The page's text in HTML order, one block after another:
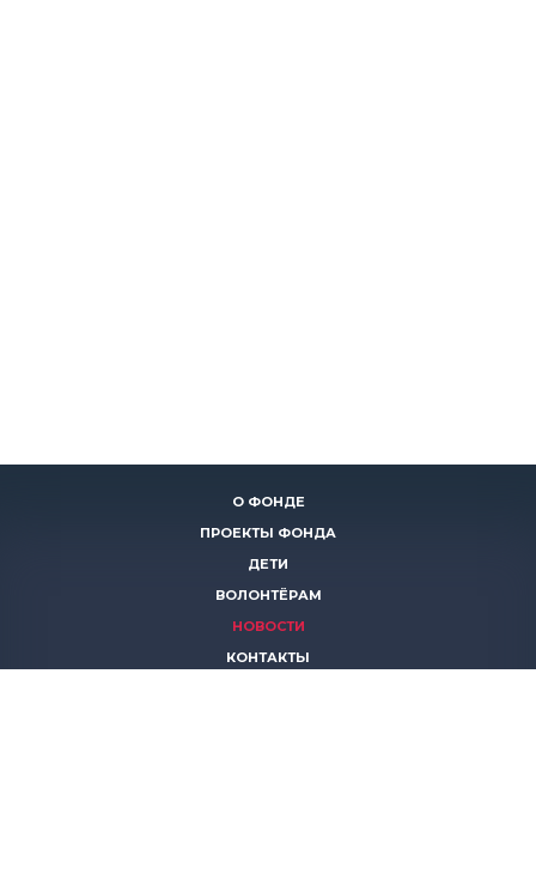
О ФОНДЕ
ПРОЕКТЫ ФОНДА
ДЕТИ
ВОЛОНТЁРАМ
НОВОСТИ
КОНТАКТЫ